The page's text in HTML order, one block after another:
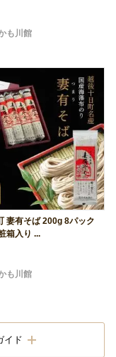
も川館
妻有そば 200g 8パック
箱入り ...
も川館
イド